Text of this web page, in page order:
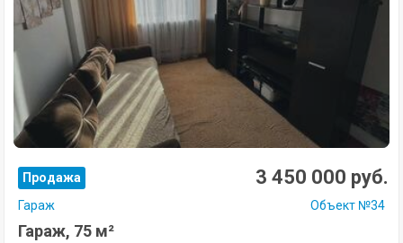
Продажа 3 450 000 руб.
Гараж Объект №34
Гараж, 75 м²